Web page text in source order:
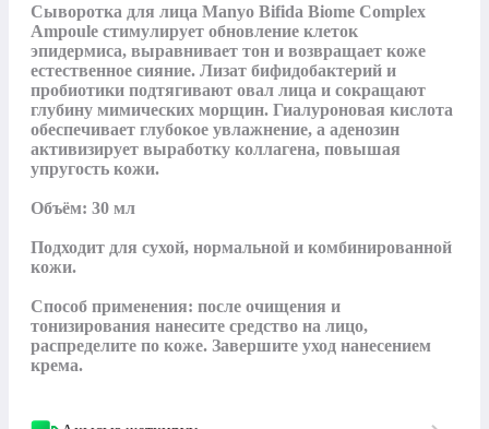
Сыворотка для лица Manyo Bifida Biome Complex
Ampoule стимулирует обновление клеток
эпидермиса, выравнивает тон и возвращает коже
естественное сияние. Лизат бифидобактерий и
пробиотики подтягивают овал лица и сокращают
глубину мимических морщин. Гиалуроновая кислота
обеспечивает глубокое увлажнение, а аденозин
активизирует выработку коллагена, повышая
упругость кожи.
Объём: 30 мл
Подходит для сухой, нормальной и комбинированной
кожи.
Способ применения: после очищения и
тонизирования нанесите средство на лицо,
распределите по коже. Завершите уход нанесением
крема.